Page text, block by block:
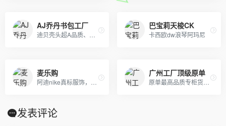
AJ乔丹书包工厂 巴宝莉天梭CK
卡西欧dw浪琴阿玛尼
麦乐购 广州工厂顶级原单
发表评论